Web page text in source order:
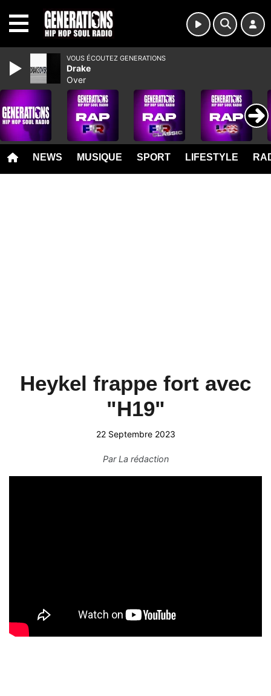
NEWS MUSIQUE SPORT LIFESTYLE
Heykel frappe fort avec
"H19"
22 Septembre 2023
ParLa rédaction
VOUS ÉCOUTEZ GENERATIONS
Drake
Over